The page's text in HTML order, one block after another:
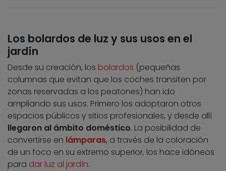
Los bolardos de luz y sus usos en el
jardín
Desde su creación, los bolardos (pequeñas
columnas que evitan que los coches transiten por
zonas reservadas a los peatones) han ido
ampliando sus usos. Primero los adoptaron otros
espacios públicos y sitios profesionales, y desde allí
llegaron al ámbito doméstico. La posibilidad de
convertirse en lámparas, a través de la coloración
de un foco en su extremo superior, los hace idóneos
para dar luz al jardín.